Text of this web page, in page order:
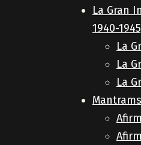
La Gran
1940-
La
La
La
Mantrams